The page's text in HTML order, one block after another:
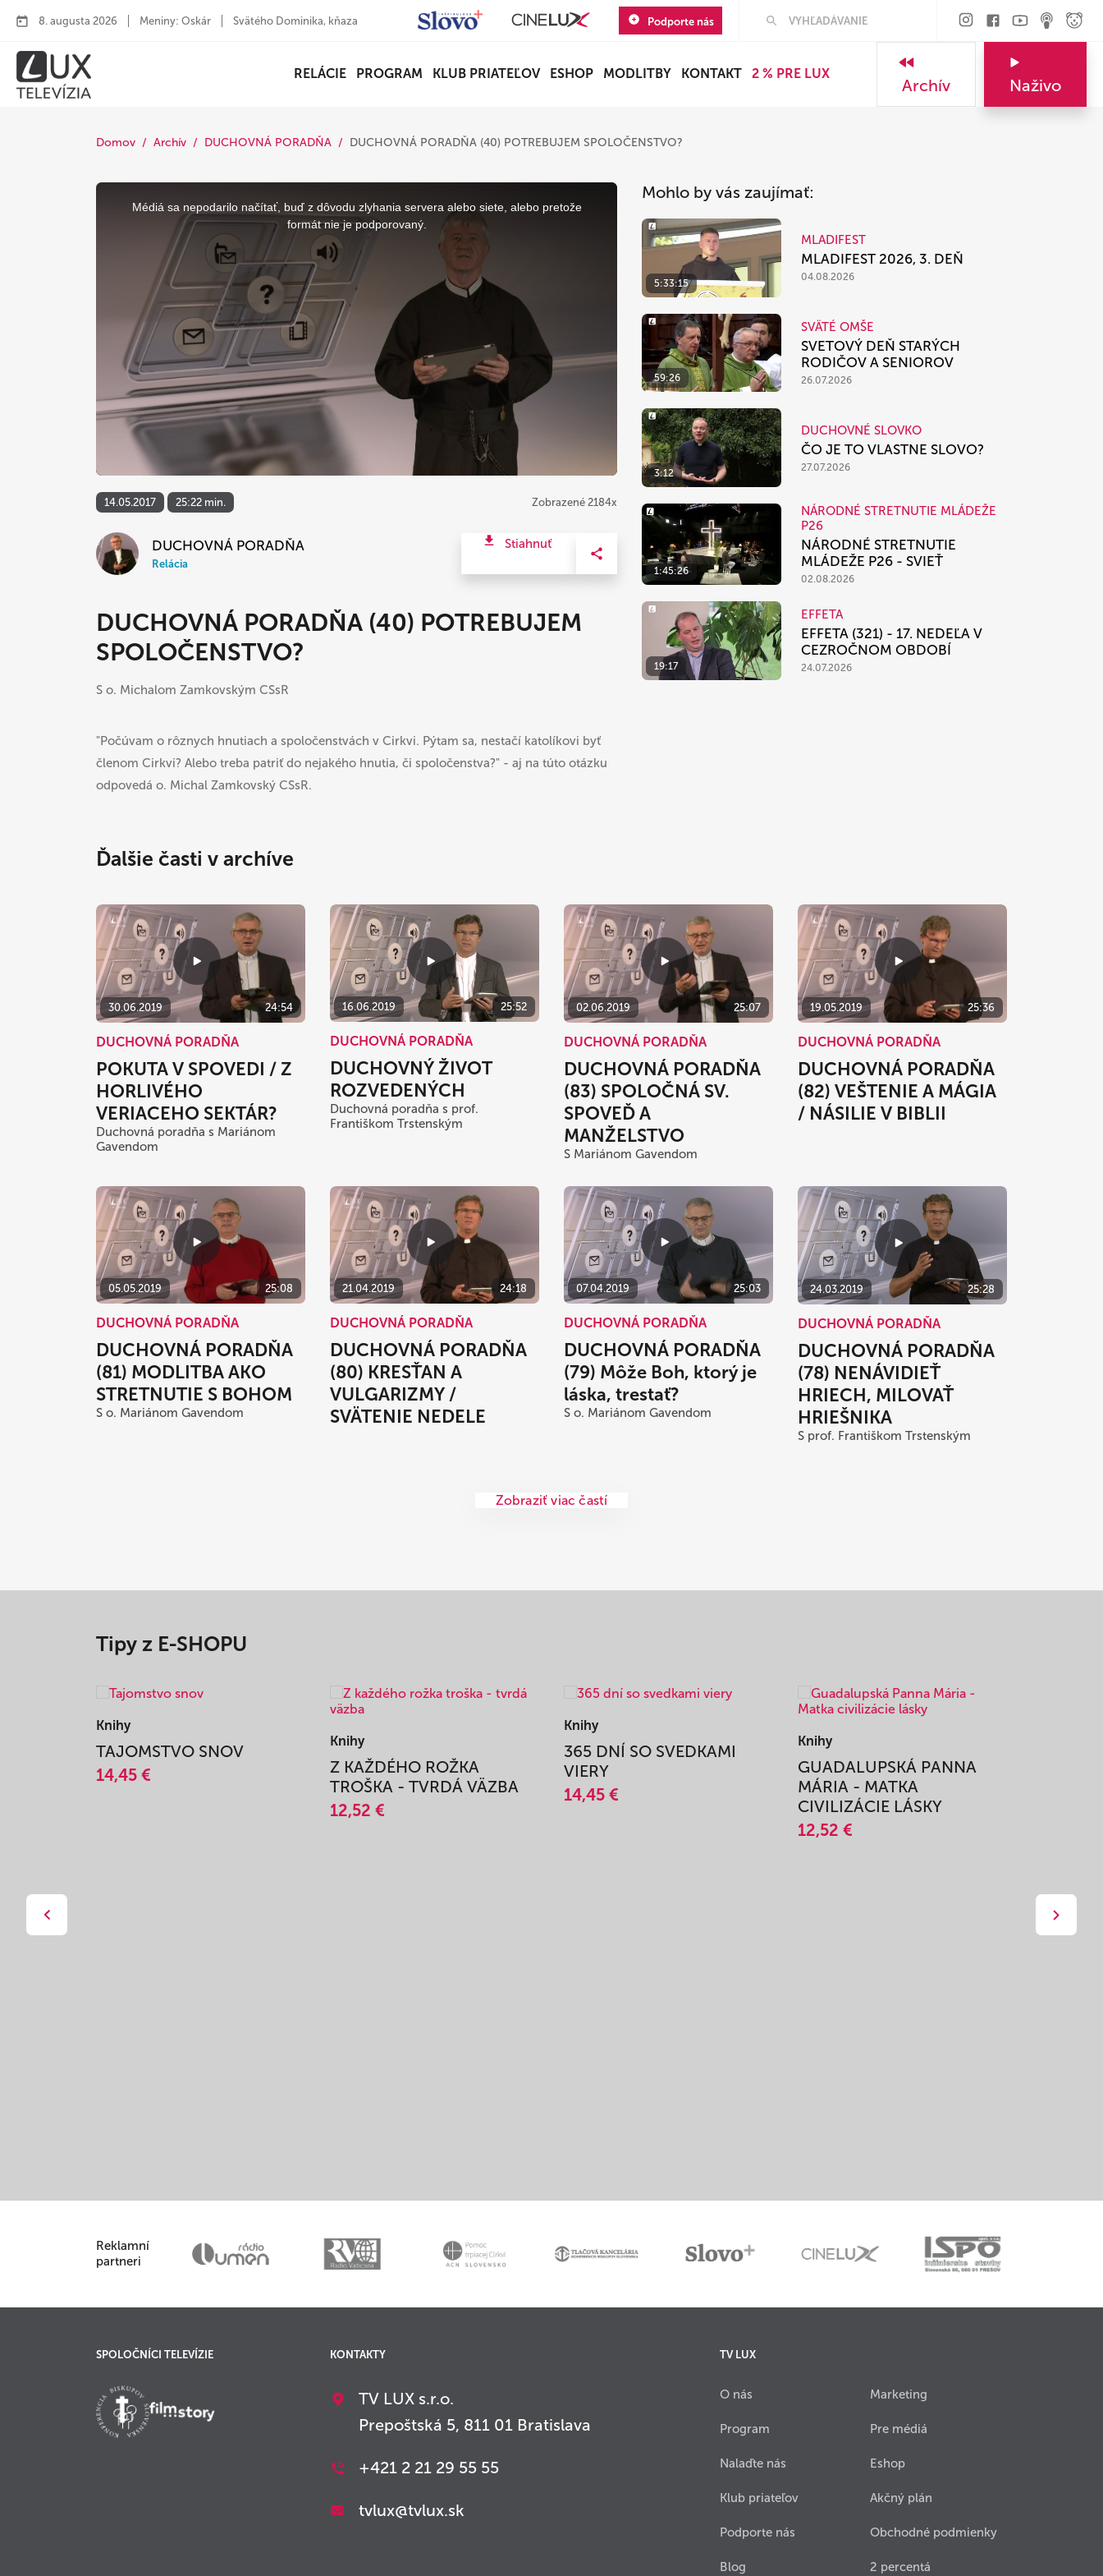
8. augusta 2026 Meniny: Oskár Svätého Dominika, kňaza Podporte nás
RELÁCIE PROGRAM KLUB PRIATEĽOV ESHOP MODLITBY KONTAKT 2 % PRE LUX
Archív Naživo
Domov Archív DUCHOVNÁ PORADŇA DUCHOVNÁ PORADŇA (40) POTREBUJEM SPOLOČENSTVO?
This
Médiá sa nepodarilo načítať, buď z dôvodu zlyhania servera alebo siete, alebo pretože
formát nie je podporovaný.
14.05.2017 25:22 min. Zobrazené 2184x
DUCHOVNÁ PORADŇA
Relácia
Stiahnuť
DUCHOVNÁ PORADŇA (40) POTREBUJEM
SPOLOČENSTVO?
S o. Michalom Zamkovským CSsR
"Počúvam o rôznych hnutiach a spoločenstvách v Cirkvi. Pýtam sa, nestačí katolíkovi byť
členom Cirkvi? Alebo treba patriť do nejakého hnutia, či spoločenstva?" - aj na túto otázku
odpovedá o. Michal Zamkovský CSsR.
Mohlo by vás zaujímať:
5:33:15
MLADIFEST
MLADIFEST 2026, 3. DEŇ
04.08.2026
59:26
SVÄTÉ OMŠE
SVETOVÝ DEŇ STARÝCH
RODIČOV A SENIOROV
26.07.2026
3:12
DUCHOVNÉ SLOVKO
ČO JE TO VLASTNE SLOVO?
27.07.2026
1:45:26
NÁRODNÉ STRETNUTIE MLÁDEŽE
P26
NÁRODNÉ STRETNUTIE
MLÁDEŽE P26 - SVIEŤ
02.08.2026
19:17
EFFETA
EFFETA (321) - 17. NEDEĽA V
CEZROČNOM OBDOBÍ
24.07.2026
Ďalšie časti v archíve
30.06.2019 24:54
DUCHOVNÁ PORADŇA
POKUTA V SPOVEDI / Z
HORLIVÉHO
VERIACEHO SEKTÁR?
Duchovná poradňa s Mariánom
Gavendom
16.06.2019 25:52
DUCHOVNÁ PORADŇA
DUCHOVNÝ ŽIVOT
ROZVEDENÝCH
Duchovná poradňa s prof.
Františkom Trstenským
02.06.2019 25:07
DUCHOVNÁ PORADŇA
DUCHOVNÁ PORADŇA
(83) SPOLOČNÁ SV.
SPOVEĎ A
MANŽELSTVO
S Mariánom Gavendom
19.05.2019 25:36
DUCHOVNÁ PORADŇA
DUCHOVNÁ PORADŇA
(82) VEŠTENIE A MÁGIA
/ NÁSILIE V BIBLII
05.05.2019 25:08
DUCHOVNÁ PORADŇA
DUCHOVNÁ PORADŇA
(81) MODLITBA AKO
STRETNUTIE S BOHOM
S o. Mariánom Gavendom
21.04.2019 24:18
DUCHOVNÁ PORADŇA
DUCHOVNÁ PORADŇA
(80) KRESŤAN A
VULGARIZMY /
SVÄTENIE NEDELE
07.04.2019 25:03
DUCHOVNÁ PORADŇA
DUCHOVNÁ PORADŇA
(79) Môže Boh, ktorý je
láska, trestať?
S o. Mariánom Gavendom
24.03.2019 25:28
DUCHOVNÁ PORADŇA
DUCHOVNÁ PORADŇA
(78) NENÁVIDIEŤ
HRIECH, MILOVAŤ
HRIEŠNIKA
S prof. Františkom Trstenským
Zobraziť viac častí
Tipy z E-SHOPU
Knihy
TAJOMSTVO SNOV
14,45 €
Knihy
Z KAŽDÉHO ROŽKA
TROŠKA - TVRDÁ VÄZBA
12,52 €
Knihy
365 DNÍ SO SVEDKAMI
VIERY
14,45 €
Knihy
GUADALUPSKÁ PANNA
MÁRIA - MATKA
CIVILIZÁCIE LÁSKY
12,52 €
Reklamní
partneri
SPOLOČNÍCI TELEVÍZIE KONTAKTY
TV LUX s.r.o.
Prepoštská 5, 811 01 Bratislava
+421 2 21 29 55 55
tvlux@tvlux.sk
TV LUX
O nás
Program
Nalaďte nás
Klub priateľov
Podporte nás
Blog
Marketing
Pre médiá
Eshop
Akčný plán
Obchodné podmienky
2 percentá